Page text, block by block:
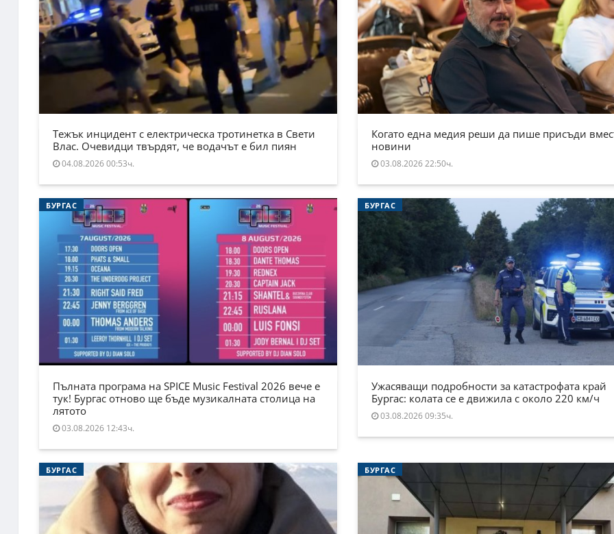
Тежък инцидент с електрическа тротинетка в Свети
Влас. Очевидци твърдят, че водачът е бил пиян
04.08.2026 00:53ч.
Когато една медия реши да пише присъди
новини
03.08.2026 22:50ч.
БУРГАС
Пълната програма на SPICE Music Festival 2026 вече е
тук! Бургас отново ще бъде музикалната столица на
лятото
03.08.2026 12:43ч.
БУРГАС
Ужасяващи подробности за катастрофата край
Бургас: колата се е движила с около 220 км/ч
03.08.2026 09:35ч.
БУРГАС БУРГАС